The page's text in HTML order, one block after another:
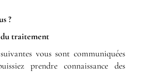
?
du traitement
vous sont communiquées
prendre connaissance des